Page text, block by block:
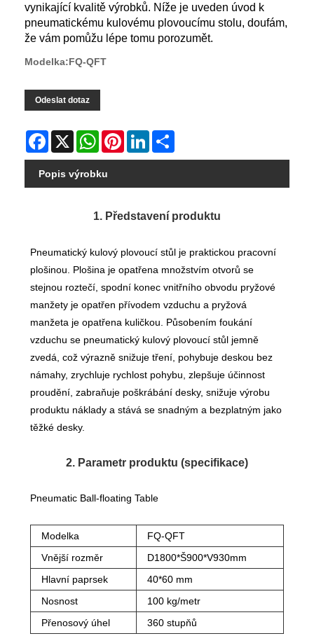
vynikající kvalitě výrobků. Níže je uveden úvod k
pneumatickému kulovému plovoucímu stolu, doufám,
že vám pomůžu lépe tomu porozumět.
Modelka:FQ-QFT
Odeslat dotaz
Facebook
X WhatsAppPinterestLinkedIn
Popis výrobku
1. Představení produktu
Pneumatický kulový plovoucí stůl je praktickou pracovní
plošinou. Plošina je opatřena množstvím otvorů se
stejnou roztečí, spodní konec vnitřního obvodu pryžové
manžety je opatřen přívodem vzduchu a pryžová
manžeta je opatřena kuličkou. Působením foukání
vzduchu se pneumatický kulový plovoucí stůl jemně
zvedá, což výrazně snižuje tření, pohybuje deskou bez
námahy, zrychluje rychlost pohybu, zlepšuje účinnost
proudění, zabraňuje poškrábání desky, snižuje výrobu
produktu náklady a stává se snadným a bezplatným jako
těžké desky.
2. Parametr produktu (specifikace)
Pneumatic Ball-floating Table
Modelka
FQ-QFT
Vnější rozměr
D1800*Š900*V930mm
Hlavní paprsek
40*60 mm
Nosnost
100 kg/metr
Přenosový úhel
360 stupňů